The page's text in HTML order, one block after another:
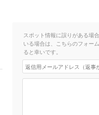
スポット情報に誤りがある場
いる場合は、こちらのフォー
ると幸いです。